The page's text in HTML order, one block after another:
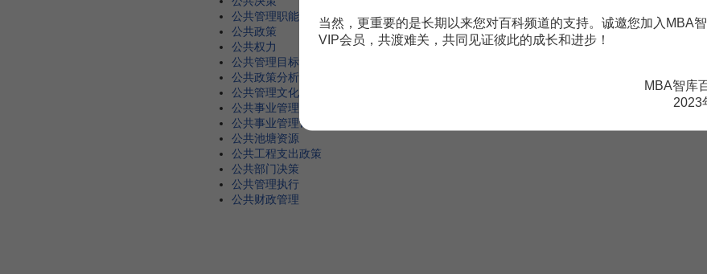
公共管理职能
公共政策
公共权力
公共管理目标
公共政策分析
公共管理文化
公共事业管理环境
公共事业管理计划
公共池塘资源
公共工程支出政策
公共部门决策
公共管理执行
公共财政管理
当然，更重要的是长期以来您对百科频道的支持。诚邀您加入MBA
VIP会员，共渡难关，共同见证彼此的成长和进步！
MBA智库
2023